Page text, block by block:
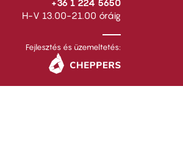
+36 1 224 5650
H-V 13.00-21.00 óráig
Fejlesztés és üzemeltetés: